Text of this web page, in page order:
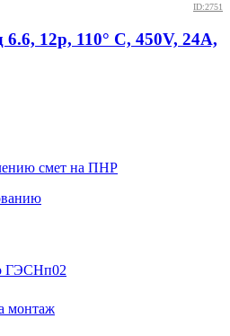
ID:2751
12р, 110° С, 450V, 24А,
смет на ПНР
ГЭСНп02
монтаж